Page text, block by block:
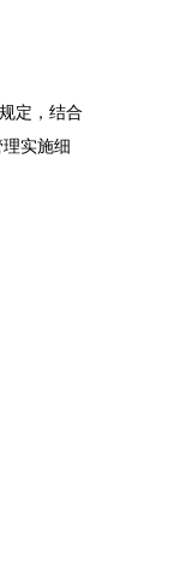
定，结合
实施细